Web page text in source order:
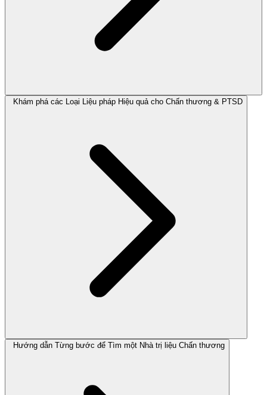
Khám phá các Loại Liệu pháp Hiệu quả cho Chấn thương & PTSD
Hướng dẫn Từng bước để Tìm một Nhà trị liệu Chấn thương